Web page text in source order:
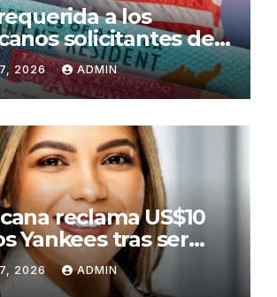
a los
solicitantes de
a EE. UU. será de
en adelante
7, 2026 ADMIN
reclama US$10
Yankees tras ser
por bate de José
2026 ADMIN